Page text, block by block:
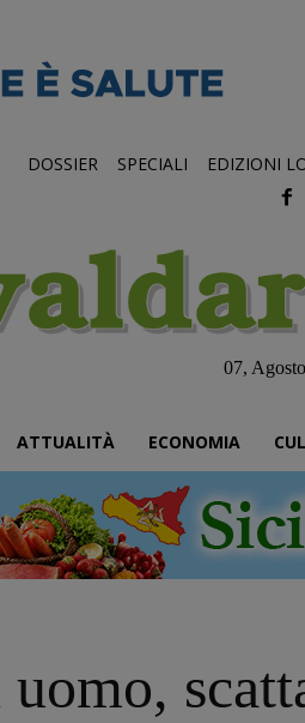
DOSSIER SPECIALI EDIZIONI
07,
ATTUALITÀ ECONOMIA
uomo,